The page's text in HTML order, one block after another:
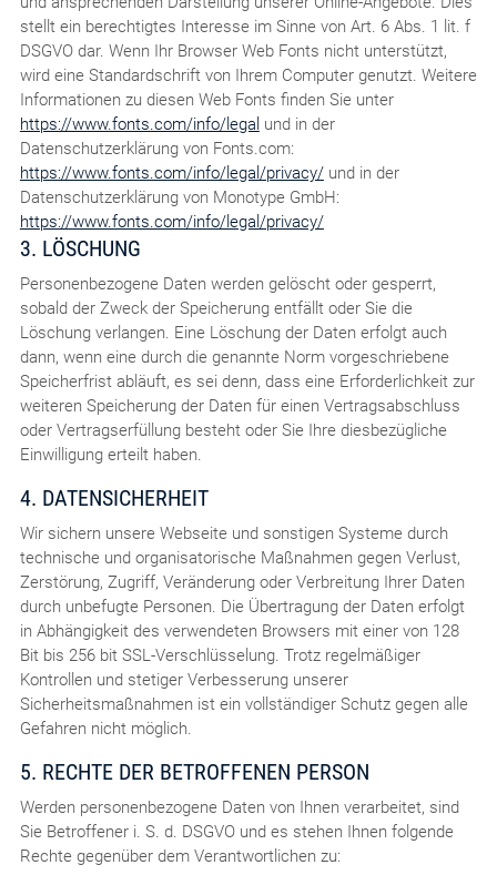
stellt ein berechtigtes Interesse im Sinne von Art. 6 Abs. 1 lit. f
DSGVO dar. Wenn Ihr Browser Web Fonts nicht unterstützt,
wird eine Standardschrift von Ihrem Computer genutzt. Weitere
Informationen zu diesen Web Fonts finden Sie unter
https://www.fonts.com/info/legal und in der
Datenschutzerklärung von Fonts.com:
https://www.fonts.com/info/legal/privacy/und in der
Datenschutzerklärung von Monotype GmbH:
https://www.fonts.com/info/legal/privacy/
3. LÖSCHUNG
Personenbezogene Daten werden gelöscht oder gesperrt,
sobald der Zweck der Speicherung entfällt oder Sie die
Löschung verlangen. Eine Löschung der Daten erfolgt auch
dann, wenn eine durch die genannte Norm vorgeschriebene
Speicherfrist abläuft, es sei denn, dass eine Erforderlichkeit zur
weiteren Speicherung der Daten für einen Vertragsabschluss
oder Vertragserfüllung besteht oder Sie Ihre diesbezügliche
Einwilligung erteilt haben.
4. DATENSICHERHEIT
Wir sichern unsere Webseite und sonstigen Systeme durch
technische und organisatorische Maßnahmen gegen Verlust,
Zerstörung, Zugriff, Veränderung oder Verbreitung Ihrer Daten
durch unbefugte Personen. Die Übertragung der Daten erfolgt
in Abhängigkeit des verwendeten Browsers mit einer von 128
Bit bis 256 bit SSL-Verschlüsselung. Trotz regelmäßiger
Kontrollen und stetiger Verbesserung unserer
Sicherheitsmaßnahmen ist ein vollständiger Schutz gegen alle
Gefahren nicht möglich.
5. RECHTE DER BETROFFENEN PERSON
Werden personenbezogene Daten von Ihnen verarbeitet, sind
Sie Betroffener i. S. d. DSGVO und es stehen Ihnen folgende
Rechte gegenüber dem Verantwortlichen zu: